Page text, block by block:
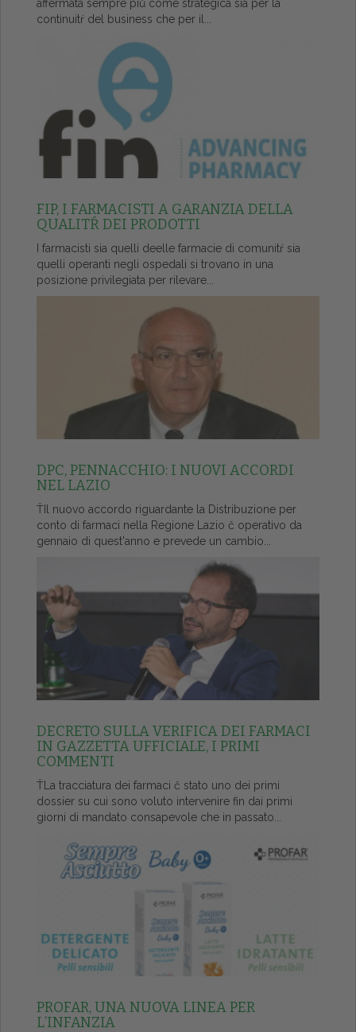
affermata sempre piů come strategica sia per la
continuitŕ del business che per il...
FIP, I FARMACISTI A GARANZIA DELLA
QUALITŔ DEI PRODOTTI
I farmacisti sia quelli deelle farmacie di comunitŕ sia
quelli operanti negli ospedali si trovano in una
posizione privilegiata per rilevare...
DPC, PENNACCHIO: I NUOVI ACCORDI
NEL LAZIO
ŤIl nuovo accordo riguardante la Distribuzione per
conto di farmaci nella Regione Lazio č operativo da
gennaio di quest'anno e prevede un cambio...
DECRETO SULLA VERIFICA DEI FARMACI
IN GAZZETTA UFFICIALE, I PRIMI
COMMENTI
ŤLa tracciatura dei farmaci č stato uno dei primi
dossier su cui sono voluto intervenire fin dai primi
giorni di mandato consapevole che in passato...
PROFAR, UNA NUOVA LINEA PER
L’INFANZIA